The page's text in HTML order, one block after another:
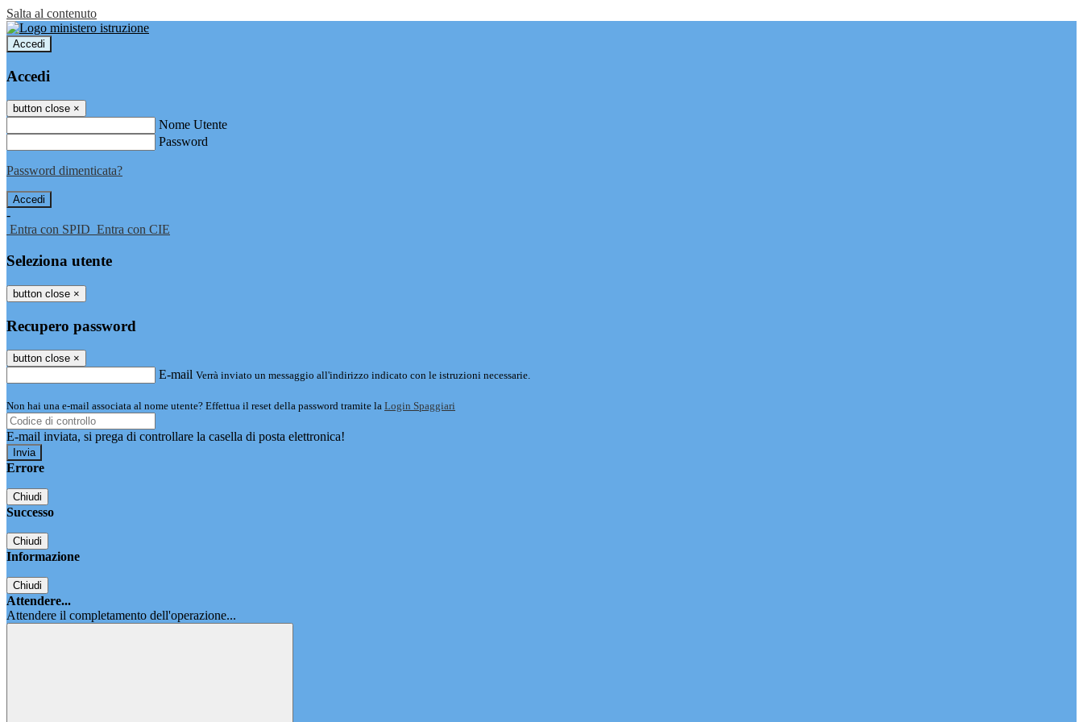
Salta al contenuto
Accedi
Accedi
button close ×
Nome Utente
Password
Password dimenticata?
-
Entra con SPID Entra con CIE
Seleziona utente
button close ×
Recupero password
button close ×
E-mail Verrà inviato un messaggio all'indirizzo indicato con le istruzioni necessarie.
Non hai una e-mail associata al nome utente? Effettua il reset della password tramite la Login Spaggiari
E-mail inviata, si prega di controllare la casella di posta elettronica!
Errore
Chiudi
Successo
Chiudi
Informazione
Chiudi
Attendere...
Attendere il completamento dell'operazione...